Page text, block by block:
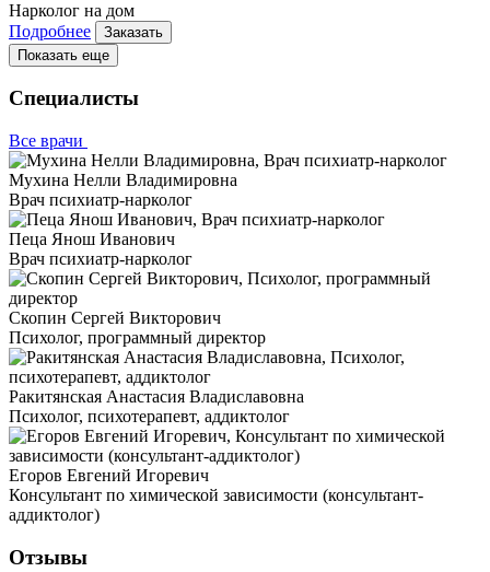
Нарколог на дом
Подробнее
Заказать
Показать еще
Специалисты
Все врачи
Мухина Нелли Владимировна
Врач психиатр-нарколог
Пеца Янош Иванович
Врач психиатр-нарколог
Скопин Сергей Викторович
Психолог, программный директор
Ракитянская Анастасия Владиславовна
Психолог, психотерапевт, аддиктолог
Егоров Евгений Игоревич
Консультант по химической зависимости (консультант-
аддиктолог)
Отзывы